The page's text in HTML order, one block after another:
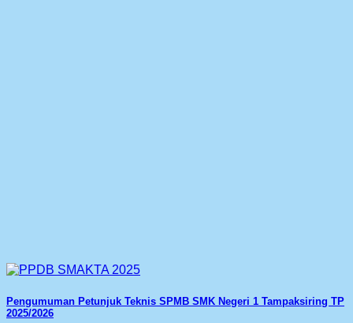
Pengumuman Petunjuk Teknis SPMB SMK Negeri 1 Tampaksiring TP
2025/2026